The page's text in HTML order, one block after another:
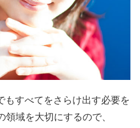
もすべてをさらけ出す必要を
域を大切にするので、